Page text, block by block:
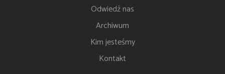
Odwiedź nas
Archiwum
Kim jesteśmy
Kontakt